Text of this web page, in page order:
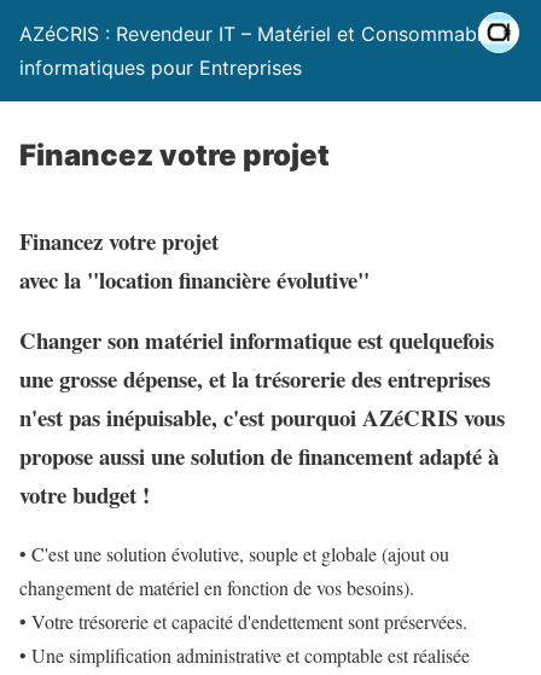
AZéCRIS : Revendeur IT – Matériel et Consommables
informatiques pour Entreprises
Financez votre projet
Financez votre projet
avec la "location financière évolutive"
Changer son matériel informatique est quelquefois
une grosse dépense, et la trésorerie des entreprises
n'est pas inépuisable, c'est pourquoiAZéCRISvous
propose aussi une solution de financement adapté à
votre budget !
• C'est une solution évolutive, souple et globale(ajout ou
changement de matériel en fonction de vos besoins).
• Votre trésorerie et capacité d'endettement sont préservées.
• Une simplification administrative et comptable est réalisée